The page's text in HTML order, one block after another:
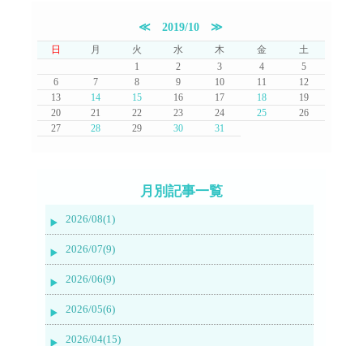
≪ 2019/10 ≫
日 月 火 水 木 金
土
1
2 3 4
5
6
7 8 9 10 11
12
13
14 15 16 17 18
19
20
21 22 23 24 25
26
27
28 29 30 31
月別記事一覧
2026/08(1)
2026/07(9)
2026/06(9)
2026/05(6)
2026/04(15)